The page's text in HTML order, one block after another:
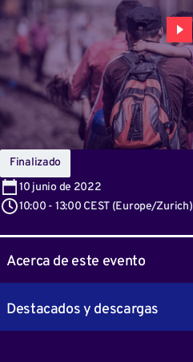
Finalizado
10 junio de 2022
10:00 - 13:00 CEST(Europe/Zurich)
Acerca de este evento
Destacados y descargas